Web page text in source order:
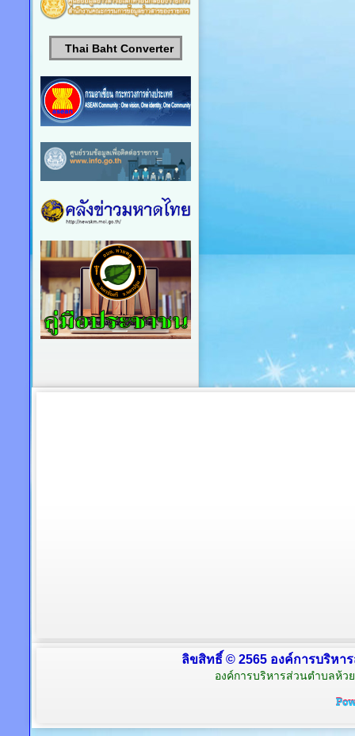
Thai Baht Converter
ลิขสิทธิ์ © 2565 องค์การบริหา
องค์การบริหารส่วนตำบลห้ว